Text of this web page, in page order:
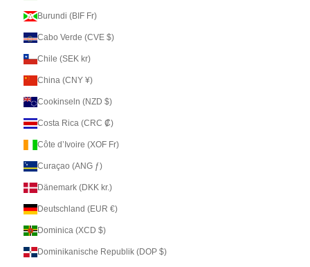
Burundi (BIF Fr)
Cabo Verde (CVE $)
Chile (SEK kr)
China (CNY ¥)
Cookinseln (NZD $)
Costa Rica (CRC ₡)
Côte d’Ivoire (XOF Fr)
Curaçao (ANG ƒ)
Dänemark (DKK kr.)
Deutschland (EUR €)
Dominica (XCD $)
Dominikanische Republik (DOP $)